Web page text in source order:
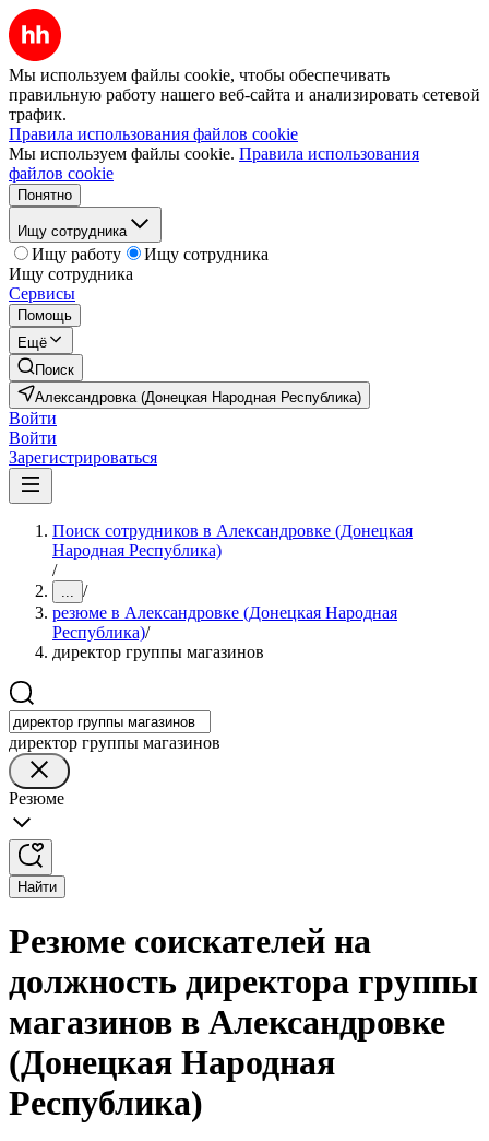
Мы используем файлы cookie, чтобы обеспечивать
правильную работу нашего веб-сайта и анализировать сетевой
трафик.
Правила использования файлов cookie
Мы используем файлы cookie. Правила использования
файлов cookie
Понятно
Ищу сотрудника
Ищу работу
Ищу сотрудника
Ищу сотрудника
Сервисы
Помощь
Ещё
Поиск
Александровка (Донецкая Народная Республика)
Войти
Войти
Зарегистрироваться
Поиск сотрудников в Александровке (Донецкая
Народная Республика)
/
... /
резюме в Александровке (Донецкая Народная
Республика)/
директор группы магазинов
директор группы магазинов
Резюме
Найти
Резюме соискателей на
должность директора группы
магазинов в Александровке
(Донецкая Народная
Республика)